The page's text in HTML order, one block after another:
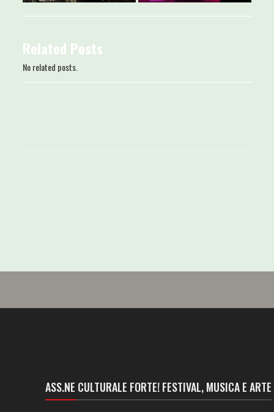
Related Posts
No related posts.
ASS.NE CULTURALE FORTE! FESTIVAL, MUSICA E ARTE